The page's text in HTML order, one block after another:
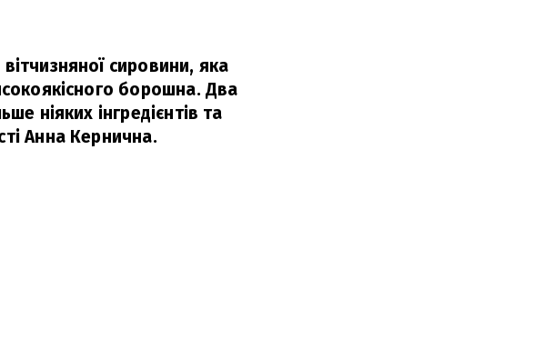
сировини, яка
борошна. Два
ніяких інгредієнтів та
Анна Кернична.